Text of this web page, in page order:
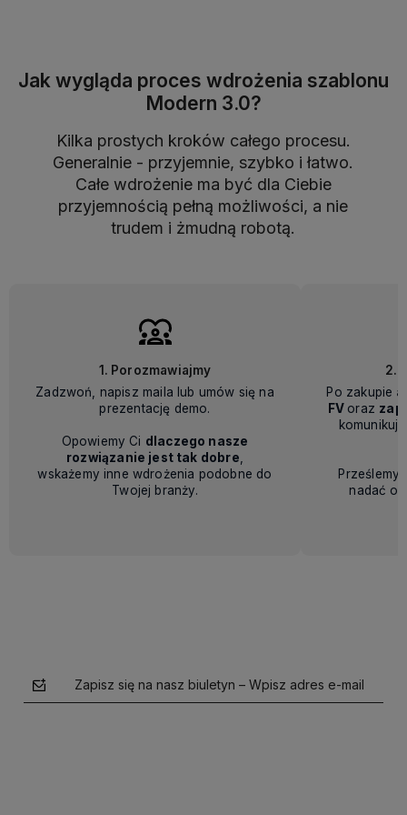
Jak wygląda proces wdrożenia szablonu
Modern 3.0?
Kilka prostych kroków całego procesu.
Generalnie - przyjemnie, szybko i łatwo.
Całe wdrożenie ma być dla Ciebie
przyjemnością pełną możliwości, a nie
trudem i żmudną robotą.
Zapisz się na nasz biuletyn – Wpisz adres e-mail